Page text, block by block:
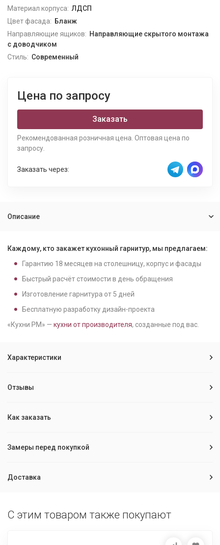
Материал корпуса: ЛДСП
Цвет фасада:
Бланж
Направляющие ящиков: Направляющие скрытого монтажа
с доводчиком
Стиль: Современный
Цена по запросу
Заказать
Рекомендованная розничная цена. Оптовая цена по
запросу.
Заказать через:
Описание
Каждому, кто закажет кухонный гарнитур, мы предлагаем:
Гарантию 18 месяцев на столешницу, корпус и фасады
Быстрый расчёт стоимости в день обращения
Изготовление гарнитура от 5 дней
Бесплатную разработку дизайн-проекта
«Кухни РМ» — кухни от производителя, созданные под вас.
Характеристики
Отзывы
Как заказать
Замеры перед покупкой
Доставка
С этим товаром также покупают